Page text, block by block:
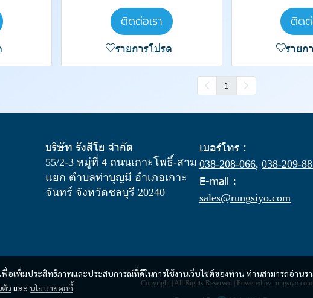
ติดต่อเรา
รายการโปรด
ติดต่
รายก
1
พื่อเพิ่มประสิทธิภาพและประสบการณ์ที่ดีในการใช้งานเว็บไซต์ของท่าน ท่านสามารถอ่านรา
ว และ นโยบายคุกกี้
บริษัท รังสิโย จำกัด
55/2-3 หมู่ที่ 4 ถนนเกาะโพธิ์-สาม
แยก ตำบลท่าบุญมี อำเภอเกาะ
จันทร์ จังหวัดชลบุรี 20240
เบอร์โทร :
038-208-066, 038-209-
E-mail :
sales@rungsiyo.com
Copyright | All Rights Reserved | Powered by rungsiyo.com